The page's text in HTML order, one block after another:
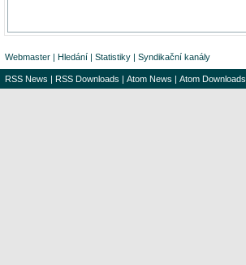
Webmaster | Hledání | Statistiky | Syndikační kanály
RSS News | RSS Downloads | Atom News | Atom Downloads